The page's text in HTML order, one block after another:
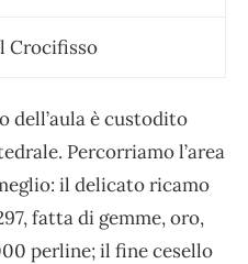
Crocifisso
dell’aula è custodito
Percorriamo l’area
il delicato ricamo
fatta di gemme, oro,
perline; il fine cesello